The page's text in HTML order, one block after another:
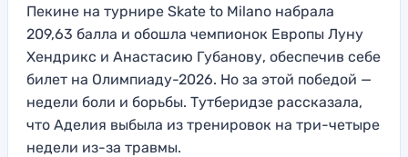
Пекине на турнире Skate to Milano набрала
209,63 балла и обошла чемпионок Европы Луну
Хендрикс и Анастасию Губанову, обеспечив себе
билет на Олимпиаду-2026. Но за этой победой —
недели боли и борьбы. Тутберидзе рассказала,
что Аделия выбыла из тренировок на три-четыре
недели из-за травмы.